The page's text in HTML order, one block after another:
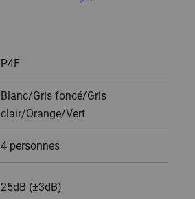
P4F
Blanc/Gris foncé/Gris
clair/Orange/Vert
4 personnes
25dB (±3dB)